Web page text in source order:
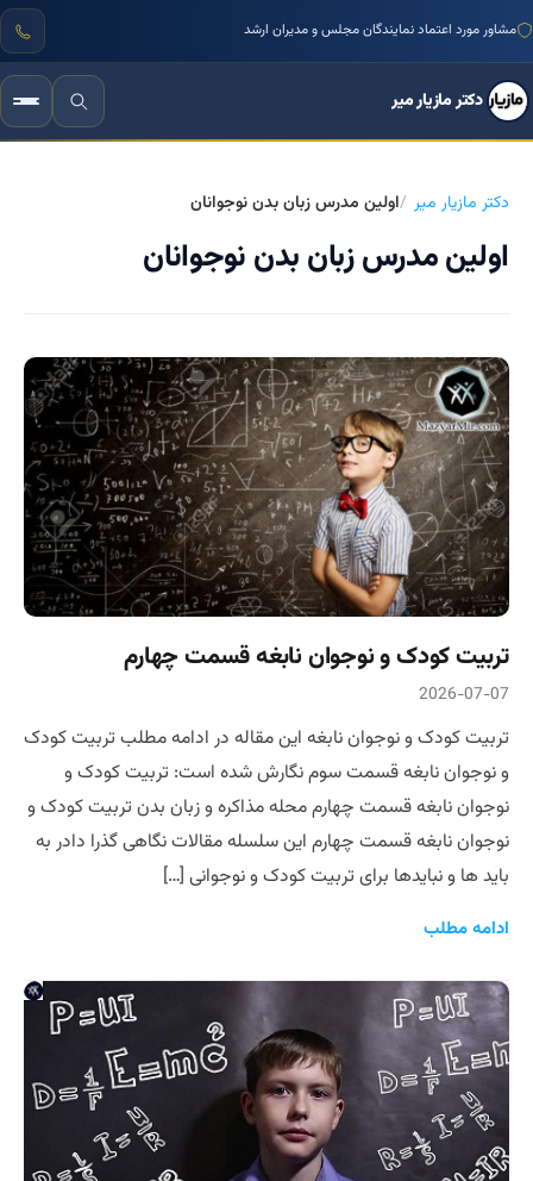
مشاور مورد اعتماد نمایندگان مجلس و مدیران ارشد
دکتر مازیار میر
دکتر مازیار میر اولین مدرس زبان بدن نوجوانان
اولین مدرس زبان بدن نوجوانان
تربیت کودک و نوجوان نابغه قسمت چهارم
2026-07-07
تربیت کودک و نوجوان نابغه این مقاله در ادامه مطلب تربیت کودک
و نوجوان نابغه قسمت سوم نگارش شده است: تربیت کودک و
نوجوان نابغه قسمت چهارم محله مذاکره و زبان بدن تربیت کودک و
نوجوان نابغه قسمت چهارم این سلسله مقالات نگاهی گذرا دادر به
باید ها و نبایدها برای تربیت کودک و نوجوانی […]
ادامه مطلب